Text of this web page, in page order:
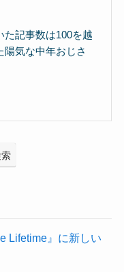
た記事数は100を越
陽気な中年おじさ
Lifetime』に新しい